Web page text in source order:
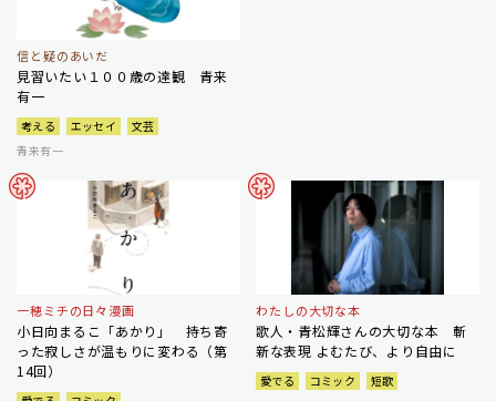
信と疑のあいだ
見習いたい１００歳の達観 青来
有一
考える エッセイ
文芸
青来有一
一穂ミチの日々漫画
小日向まるこ「あかり」 持ち寄
った寂しさが温もりに変わる（第
14回）
わたしの大切な本
歌人・青松輝さんの大切な本 斬
新な表現 よむたび、より自由に
愛でる コミック 短歌